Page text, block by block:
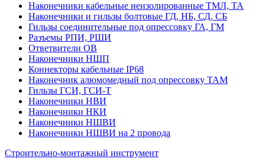
Наконечники кабельные неизолированные ТМЛ, ТА
Наконечники и гильзы болтовые ГД, НБ, СД, СБ
Гильзы соединительные под опрессовку ГА, ГМ
Разъемы РПИ, РШИ
Ответвители ОВ
Наконечники НШП
Коннекторы кабельные IP68
Наконечник алюмомедный под опрессовку ТАМ
Гильзы ГСИ, ГСИ-Т
Наконечники НВИ
Наконечники НКИ
Наконечники НШВИ
Наконечники НШВИ на 2 провода
Строительно-монтажный инструмент